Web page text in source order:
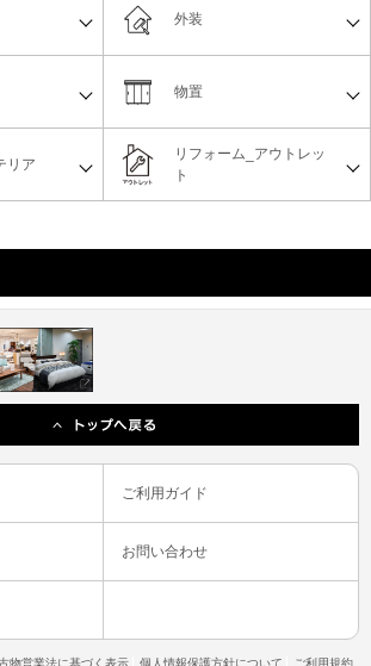
リフォーム_アウトレッ
ト
物置
リア
外装
ご利用ガイド
お問い合わせ
物営業法に基づく表示 個人情報保護方針について ご利用規約